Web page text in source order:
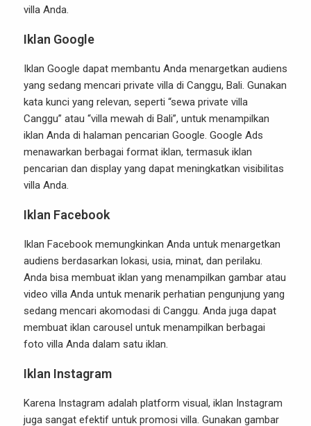
villa Anda.
Iklan Google
Iklan Google dapat membantu Anda menargetkan audiens
yang sedang mencari private villa di Canggu, Bali. Gunakan
kata kunci yang relevan, seperti “sewa private villa
Canggu” atau “villa mewah di Bali”, untuk menampilkan
iklan Anda di halaman pencarian Google. Google Ads
menawarkan berbagai format iklan, termasuk iklan
pencarian dan display yang dapat meningkatkan visibilitas
villa Anda.
Iklan Facebook
Iklan Facebook memungkinkan Anda untuk menargetkan
audiens berdasarkan lokasi, usia, minat, dan perilaku.
Anda bisa membuat iklan yang menampilkan gambar atau
video villa Anda untuk menarik perhatian pengunjung yang
sedang mencari akomodasi di Canggu. Anda juga dapat
membuat iklan carousel untuk menampilkan berbagai
foto villa Anda dalam satu iklan.
Iklan Instagram
Karena Instagram adalah platform visual, iklan Instagram
juga sangat efektif untuk promosi villa. Gunakan gambar